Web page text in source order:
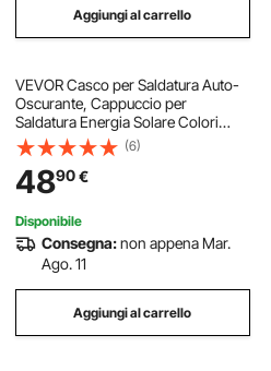
Aggiungi al carrello
VEVOR Casco per Saldatura Auto-
Oscurante, Cappuccio per
Saldatura Energia Solare Colori
Reali da 100 x 95 mm, 4 Sensori ad
Arco, Tonalità 4/5-9/9-13 per
Molatura TIG MIG ARC, Serie METIS
(6)
4890€
Disponibile
Consegna:non appena Mar.
Ago. 11
Aggiungi al carrello